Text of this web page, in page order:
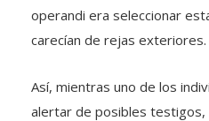
operandi era seleccionar
carecían de rejas exteriores.
Así, mientras uno de los
alertar de posibles testigos,